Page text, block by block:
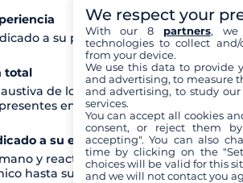
Ver+
a su proyecto de crucero
total
Ver+
de los barcos de todos los
en cada destino
a su experiencia
Ver+
y reactivo por teléfono o
hasta su regreso del crucero
We respect your
With our 8 partners, we
technologies to collect
from your device.
We use this data to provide
and advertising, to measure
and advertising, to study
services.
You can accept all cookies
consent, or reject them
accepting". You can also
time by clicking on the
choices will be valid for this
and we will not contact you